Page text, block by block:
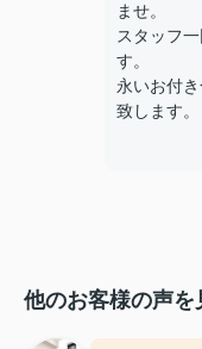
ませ。
スタッフ
す。
永いお付
致します。
他のお客様の声を